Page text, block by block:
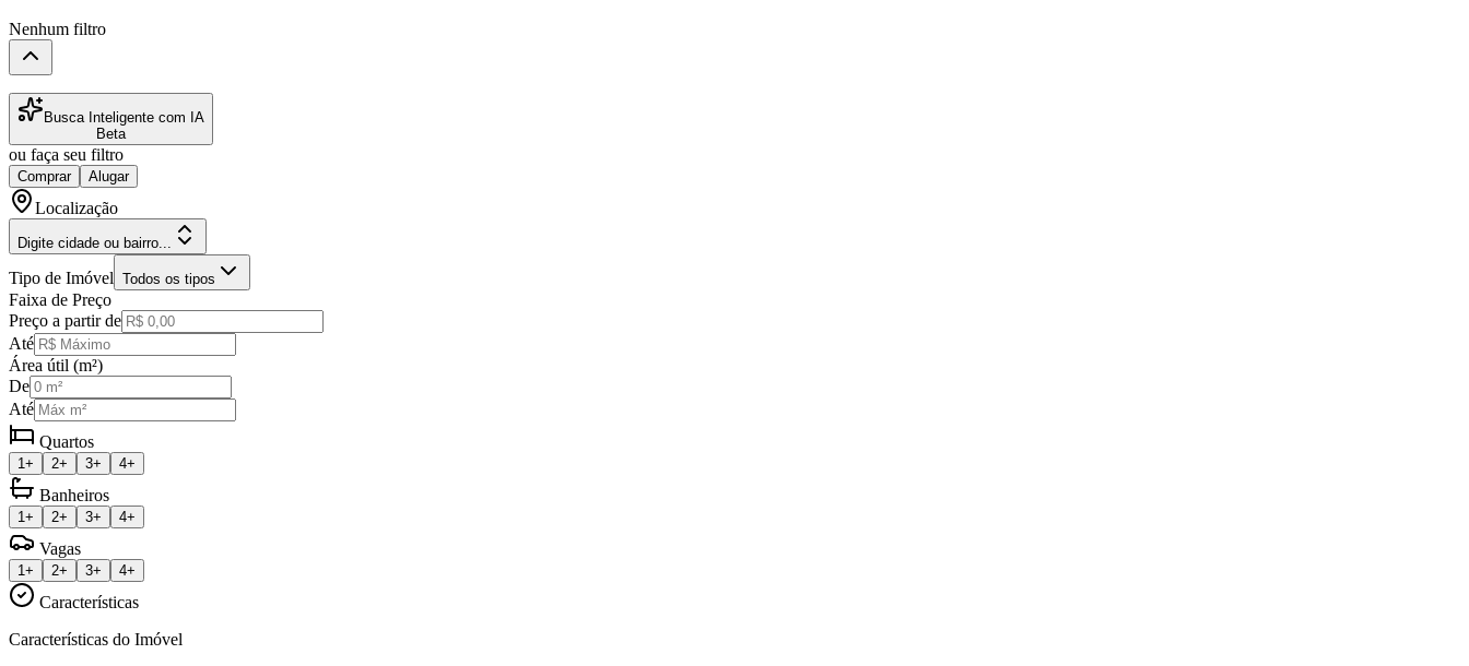
Nenhum filtro
Busca Inteligente com IA
Beta
ou faça seu filtro
Comprar Alugar
Localização
Digite cidade ou bairro...
Tipo de Imóvel Todos os tipos
Faixa de Preço
Preço a partir de
Até
Área útil (m²)
De
Até
Quartos
1+ 2+ 3+ 4+
Banheiros
1+ 2+ 3+ 4+
Vagas
1+ 2+ 3+ 4+
Características
Características do Imóvel